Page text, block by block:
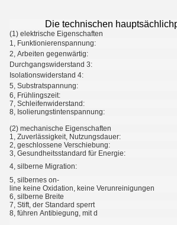
Die technischen
(1) elektrische Eigenschaften
1, Funktionierenspannung:
2, Arbeiten gegenwärtig:
Durchgangswiderstand 3:
Isolationswiderstand 4:
5, Substratspannung:
6, Frühlingszeit:
7, Schleifenwiderstand:
8, Isolierungstintenspannung:
(2) mechanische Eigenschaften
1, Zuverlässigkeit, Nutzungsdauer:
2, geschlossene Verschiebung:
3, Gesundheitsstandard für Energie:
4, silberne Migration:
5, silbernes on-
line keine Oxidation, keine Verunreinigungen
6, silberne Breite
7, Stift, der Standard sperrt
8, führen Antibiegung, mit d